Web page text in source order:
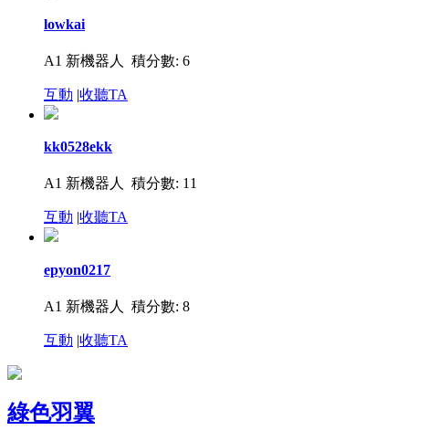
lowkai
A1 新機器人 積分數: 6
互動 |收聽TA
kk0528ekk
A1 新機器人 積分數: 11
互動 |收聽TA
epyon0217
A1 新機器人 積分數: 8
互動 |收聽TA
綠色羽翼